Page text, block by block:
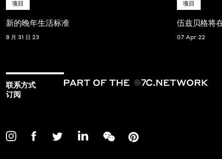
项目
新的晚年生活标准
8 月 31 日 23
项目
伍兹贝格将
07 Apr 22
联系方式
订阅